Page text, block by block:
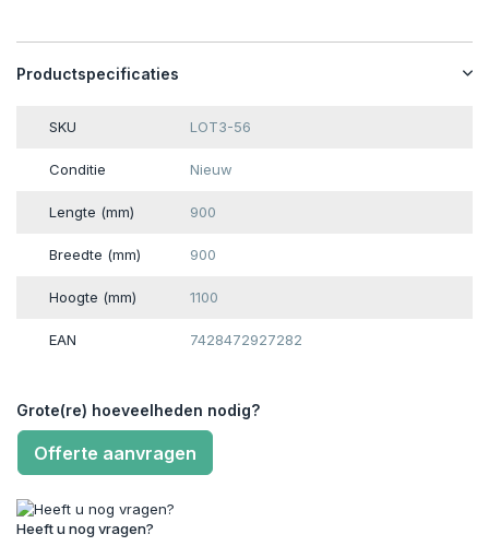
Productspecificaties
SKU LOT3-56
Conditie Nieuw
Lengte (mm) 900
Breedte (mm) 900
Hoogte (mm) 1100
EAN 7428472927282
Grote(re) hoeveelheden nodig?
Offerte aanvragen
Heeft u nog vragen?